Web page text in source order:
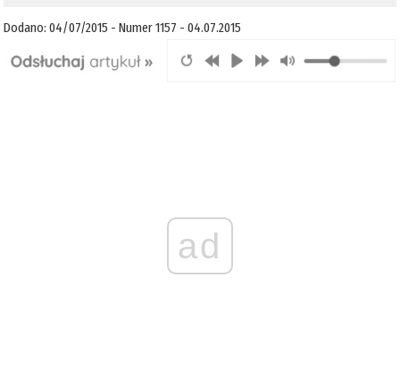
Dodano: 04/07/2015 - Numer 1157 - 04.07.2015
ad